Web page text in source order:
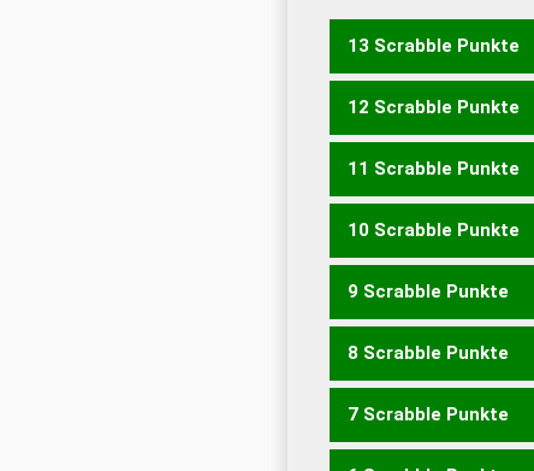
Universalwörterbuch
13 Scrabble Punkte
KIRCHS KIRSCH
12 Scrabble Punkte
HICKS KIRCH
11 Scrabble Punkte
HICK
10 Scrabble Punkte
RICK SICK
9 Scrabble Punkte
KSC CHRIS
8 Scrabble Punkte
CHIS ICHS SICH SIKH
7 Scrabble Punkte